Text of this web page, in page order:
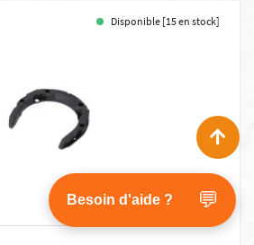
Disponible [15 en stock]
Besoin d'aide ? 💬